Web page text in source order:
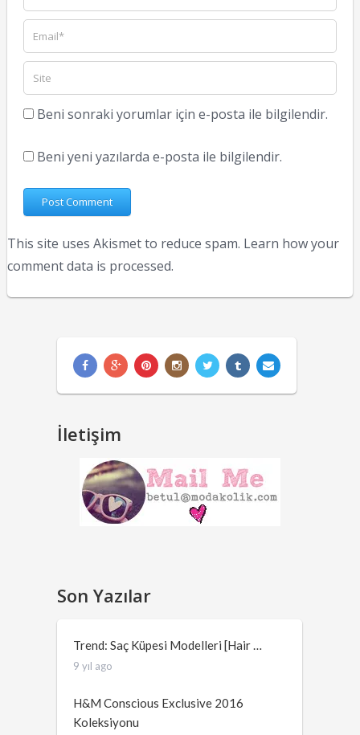
Beni sonraki yorumlar için e-posta ile bilgilendir.
Beni yeni yazılarda e-posta ile bilgilendir.
This site uses Akismet to reduce spam. Learn how your
comment data is processed.
İletişim
Son Yazılar
Trend: Saç Küpesi Modelleri [Hair …
9 yıl ago
H&M Conscious Exclusive 2016
Koleksiyonu